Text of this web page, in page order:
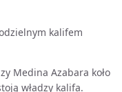
kalifem
Medina Azabara koło
władzy kalifa.